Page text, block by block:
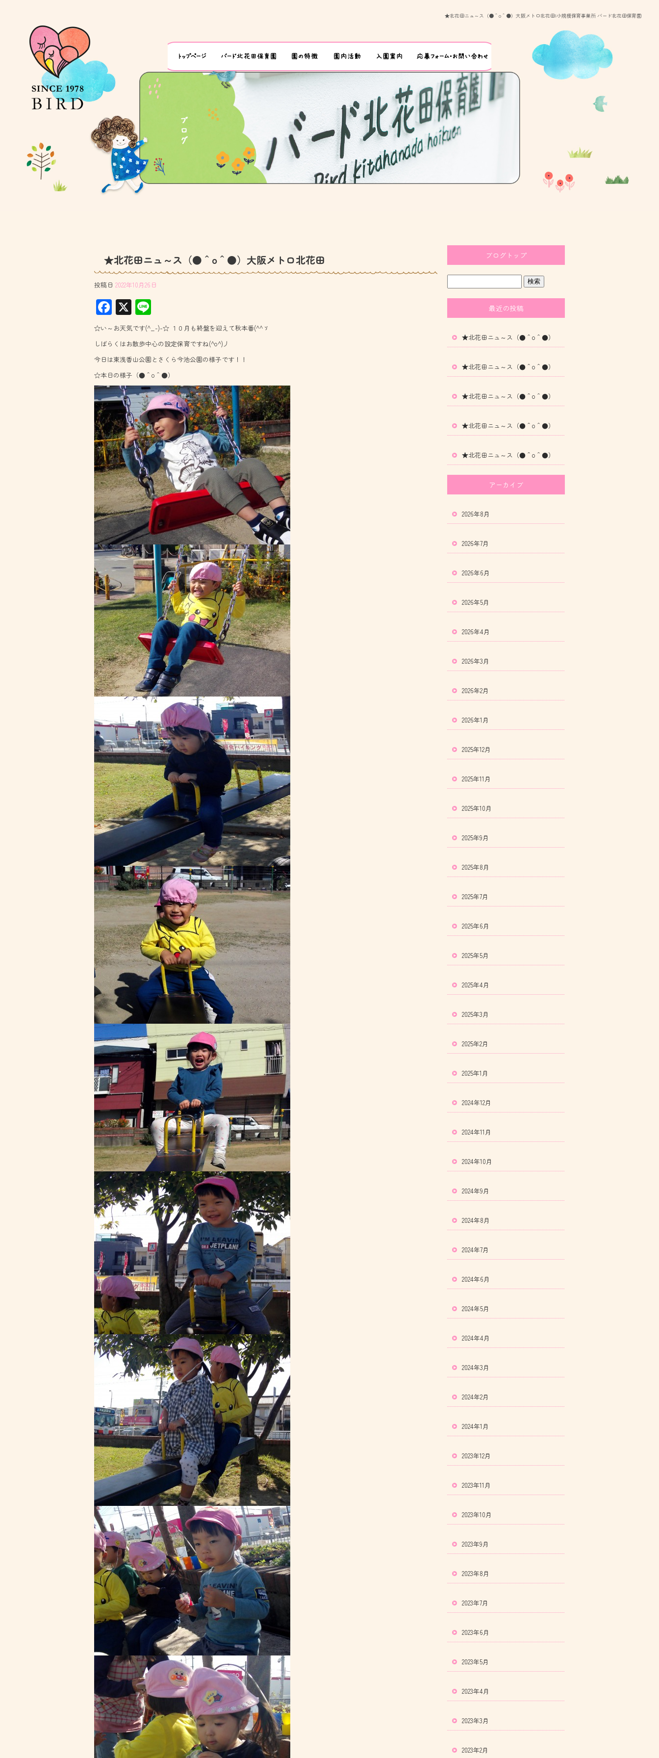
★北花田ニュ～ス（●＾o＾●）大阪メトロ北花田|小規模保育事業所 バード北花田保育園
★北花田ニュ～ス（●＾o＾●）大阪メトロ北花田
投稿日 2022年10月26日
F
ac
e
b
o
ok
X
ne
☆い～お天気です(^_-)-☆ １０月も終盤を迎えて秋本番(^^ゞ
しばらくはお散歩中心の設定保育ですね(^o^)丿
今日は東浅香山公園とさくら今池公園の様子です！！
☆本日の様子（●＾o＾●）
ブログトップ
最近の投稿
★北花田ニュ～ス（●＾o＾●）
★北花田ニュ～ス（●＾o＾●）
★北花田ニュ～ス（●＾o＾●）
★北花田ニュ～ス（●＾o＾●）
★北花田ニュ～ス（●＾o＾●）
アーカイブ
2026年8月
2026年7月
2026年6月
2026年5月
2026年4月
2026年3月
2026年2月
2026年1月
2025年12月
2025年11月
2025年10月
2025年9月
2025年8月
2025年7月
2025年6月
2025年5月
2025年4月
2025年3月
2025年2月
2025年1月
2024年12月
2024年11月
2024年10月
2024年9月
2024年8月
2024年7月
2024年6月
2024年5月
2024年4月
2024年3月
2024年2月
2024年1月
2023年12月
2023年11月
2023年10月
2023年9月
2023年8月
2023年7月
2023年6月
2023年5月
2023年4月
2023年3月
2023年2月